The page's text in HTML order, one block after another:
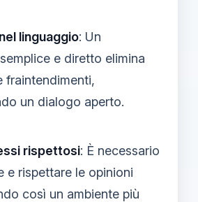
linguaggio: Un
e diretto elimina
fraintendimenti,
un dialogo aperto.
rispettosi: È necessario
e rispettare le opinioni
così un ambiente più